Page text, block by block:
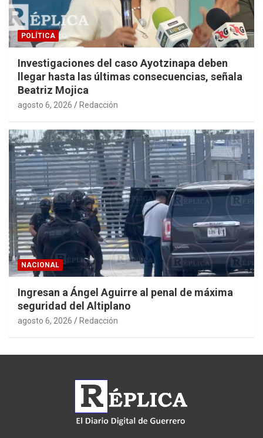
POLÍTICA
Investigaciones del caso Ayotzinapa deben
llegar hasta las últimas consecuencias, señala
Beatriz Mojica
agosto 6, 2026 Redacción
NACIONAL
Ingresan a Ángel Aguirre al penal de máxima
seguridad del Altiplano
agosto 6, 2026 Redacción